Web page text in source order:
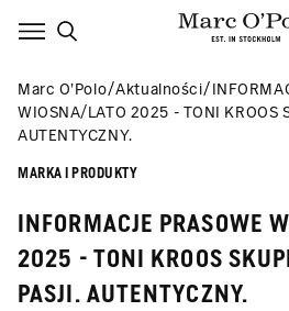
Marc O’Polo Aktualności
WIOSNA/LATO 2025 - TONI KROOS
AUTENTYCZNY.
MARKA I PRODUKTY
INFORMACJE PRASOWE
2025 - TONI KROOS
PASJI. AUTENTYCZNY.